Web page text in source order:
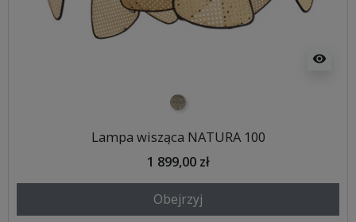
visibility
naturalna plecionka
Lampa wisząca NATURA 100
1 899,00 zł
Obejrzyj